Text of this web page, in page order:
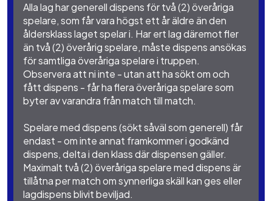
Alla lag har generell dispens för två (2) överåriga
spelare, som får vara högst ett år äldre än den
åldersklass laget spelar i. Har ert lag däremot fler
än två (2) överårig spelare, måste dispens ansökas
för samtliga överåriga spelare i truppen.
Observera att ni inte - utan att ha sökt om och
fått dispens - får ha flera överåriga spelare som
byter av varandra från match till match.
Spelare med dispens (sökt såväl som generell) får
endast - om inte annat framkommer i godkänd
dispens, delta i den klass där dispensen gäller.
Maximalt två (2) överåriga spelare med dispens är
tillåtna per match om synnerliga skäll kan ges eller
lagdispens blivit beviljad.